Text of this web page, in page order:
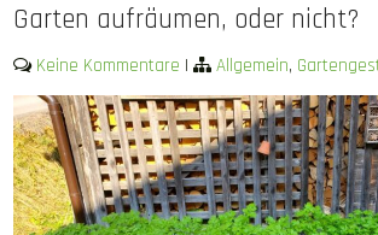
Garten aufräumen, oder nicht?
Keine Kommentare | Allgemein,